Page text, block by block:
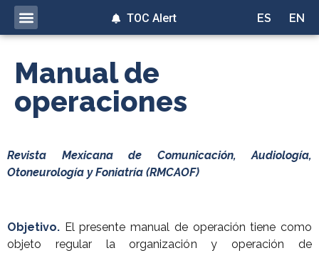
ES EN
TOC Alert
Manual de
operaciones
Revista Mexicana de Comunicación, Audiología,
Otoneurología y Foniatría (RMCAOF)
Objetivo. El presente manual de operación tiene como
objeto regular la organización y operación de